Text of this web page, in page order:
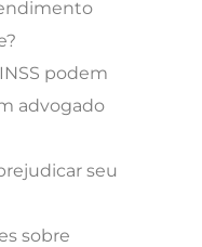
podem
advogado
seu
sobre